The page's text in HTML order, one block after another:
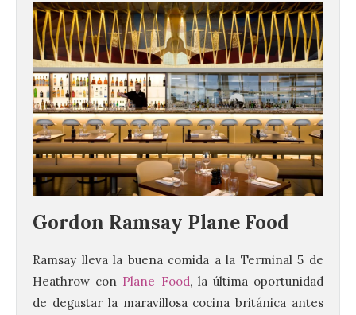
Gordon Ramsay Plane Food
Ramsay lleva la buena comida a la Terminal 5 de
Heathrow con Plane Food, la última oportunidad
de degustar la maravillosa cocina británica antes